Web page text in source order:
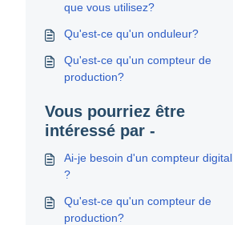
que vous utilisez?
Qu'est-ce qu'un onduleur?
Qu'est-ce qu'un compteur de
production?
Vous pourriez être
intéressé par -
Ai-je besoin d'un compteur digital
?
Qu'est-ce qu'un compteur de
production?